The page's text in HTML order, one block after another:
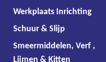
Werkplaats Inrichting
Schuur & Slijp
Smeermiddelen, Verf ,
Lijmen & Kitten